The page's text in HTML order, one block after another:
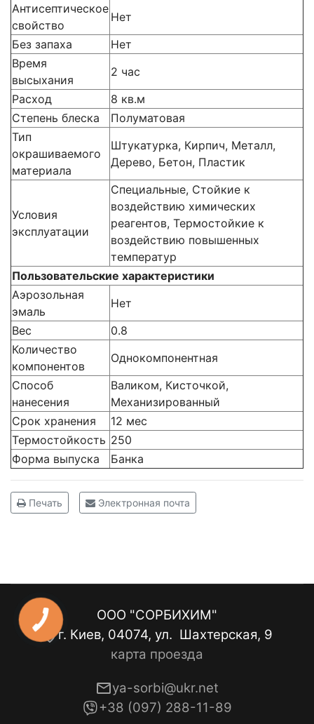
Антисептическое
свойство
Нет
Без запаха
Нет
Время
высыхания
2 час
Расход
8 кв.м
Степень блеска
Полуматовая
Тип
окрашиваемого
материала
Штукатурка, Кирпич, Металл,
Дерево, Бетон, Пластик
Условия
эксплуатации
Специальные, Стойкие к
воздействию химических
реагентов, Термостойкие к
воздействию повышенных
температур
Пользовательские характеристики
Аэрозольная
эмаль
Нет
Вес
0.8
Количество
компонентов
Однокомпонентная
Способ
нанесения
Валиком, Кисточкой,
Механизированный
Срок хранения
12 мес
Термостойкость 250
Форма выпуска
Банка
Печать Электронная почта
ООО "СОРБИХИМ"
г. Киев, 04074, ул. Шахтерская, 9
карта проезда
ya-sorbi@ukr.net
+38 (097) 288-11-89